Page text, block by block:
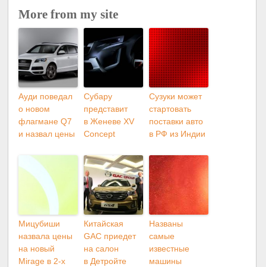
More from my site
Ауди поведал
о новом
флагмане Q7
и назвал цены
Субару
представит
в Женеве XV
Concept
Сузуки может
стартовать
поставки авто
в РФ из Индии
Мицубиши
назвала цены
на новый
Mirage в 2-х
Китайская
GAC приедет
на салон
в Детройте
Названы
самые
известные
машины